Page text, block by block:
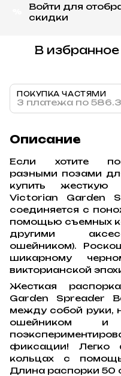
Войти для
скидки
В избранное
ПОКУПКА ЧАСТЯМИ
3 платежа по
Описание
Если хотите
разными позами
купить жесткую
Victorian Garden
соединяется с
помощью съемных
другими
ошейником).
шикарному
викторианской
Жесткая
Garden Spreader
между собой руки,
ошейником и
фиксации! Легко
кольцах с
Длина распорки 50